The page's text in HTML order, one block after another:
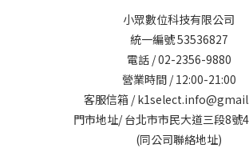
小眾數位科技有限公司
統一編號 53536827
電話 / 02-2356-9880
營業時間 / 12:00-21:00
客服信箱 /
門市地址/ 台北市市民大道三段8號
(同公司聯絡地址)